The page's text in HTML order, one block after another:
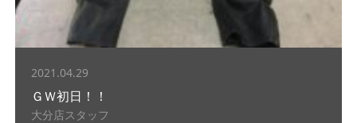
2021.04.29
ＧＷ初日！！
大分店スタッフ